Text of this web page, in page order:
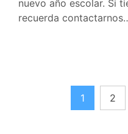
nuevo año escolar. Si
recuerda
1 2